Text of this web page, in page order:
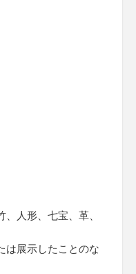
人形、七宝、革、
は展示したことのな